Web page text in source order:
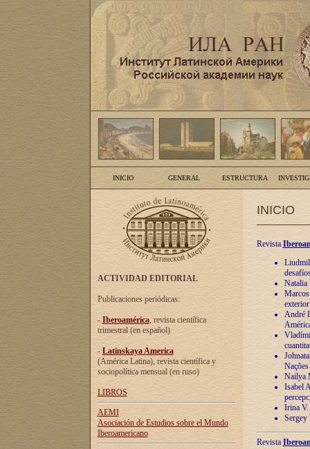
INICIO GENERAL ESTRUCTURA
ACTIVIDAD EDITORIAL
Publicaciones periódicas:
- Iberoamérica, revista científica
trimestral (en español)
- Latinskaya America
(América Latina), revista científica y
sociopolítica mensual (en ruso)
LIBROS
AEMI
Asociación de Estudios sobre el Mundo
Iberoamericano
INICIO
Revista
Natalia
André
Nailya
Isabel
Irina V.
Sergey
Revista